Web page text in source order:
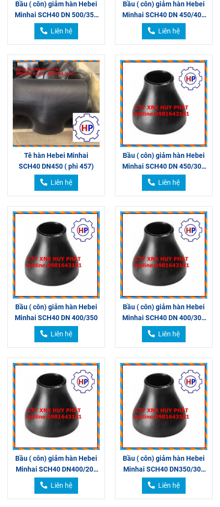
Bầu ( côn) giảm hàn Hebei
Minhai SCH40 DN 500/350
500/300
Liên hệ
Bầu ( côn) giảm hàn Hebei
Minhai SCH40 DN 450/400
450/350
Liên hệ
Tê hàn Hebei Minhai
SCH40 DN450 ( phi 457)
Liên hệ
Bầu ( côn) giảm hàn Hebei
Minhai SCH40 DN 450/300
450/250
Liên hệ
Bầu ( côn) giảm hàn Hebei
Minhai SCH40 DN 400/350
Liên hệ
Bầu ( côn) giảm hàn Hebei
Minhai SCH40 DN 400/300
400/250
Liên hệ
Bầu ( côn) giảm hàn Hebei
Minhai SCH40 DN400/200
400/150
Liên hệ
Bầu ( côn) giảm hàn Hebei
Minhai SCH40 DN350/300
350/250
Liên hệ